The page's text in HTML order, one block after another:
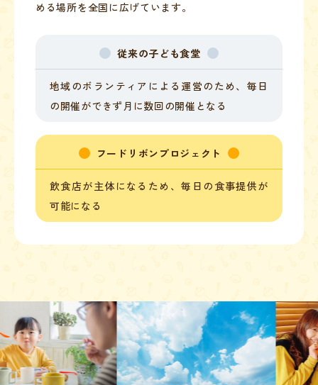
める場所を全国に広げています。
従来の子ども食堂
地域のボランティアによる運営のため、 毎日
の開催ができず月に数回の開催となる
フードリボンプロジェクト
飲食店が主体になるため、毎日の食事提供が
可能になる